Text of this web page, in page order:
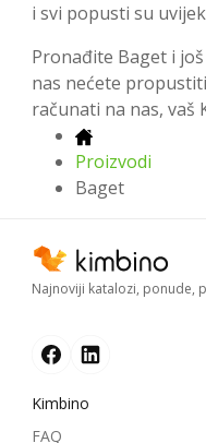
i svi popusti su
Pronađite Baget i
nas nećete
računati na nas, vaš
Proizvodi
Baget
Najnoviji katalozi, ponude,
Kimbino
FAQ